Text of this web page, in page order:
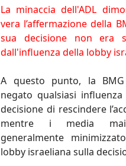
La minaccia dell'ADL
vera l’affermazione della
sua decisione non era
dall'influenza della lobby
A questo punto, la
negato qualsiasi
decisione di rescindere
mentre i media
generalmente
lobby israeliana sulla